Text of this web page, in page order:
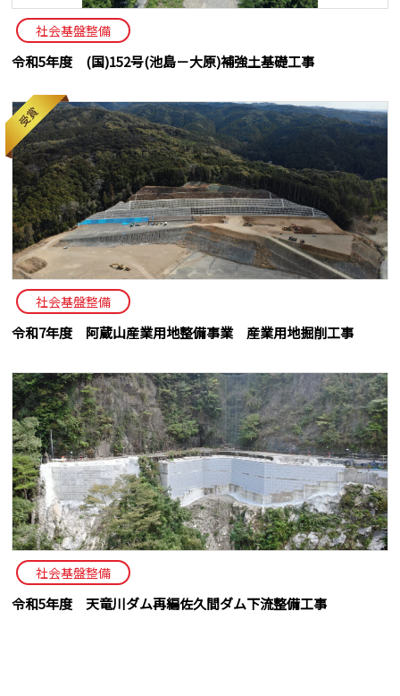
社会基盤整備
令和5年度 (国)152号(池島－大原)補強土基礎工事
社会基盤整備
令和7年度 阿蔵山産業用地整備事業 産業用地掘削工事
社会基盤整備
令和5年度 天竜川ダム再編佐久間ダム下流整備工事